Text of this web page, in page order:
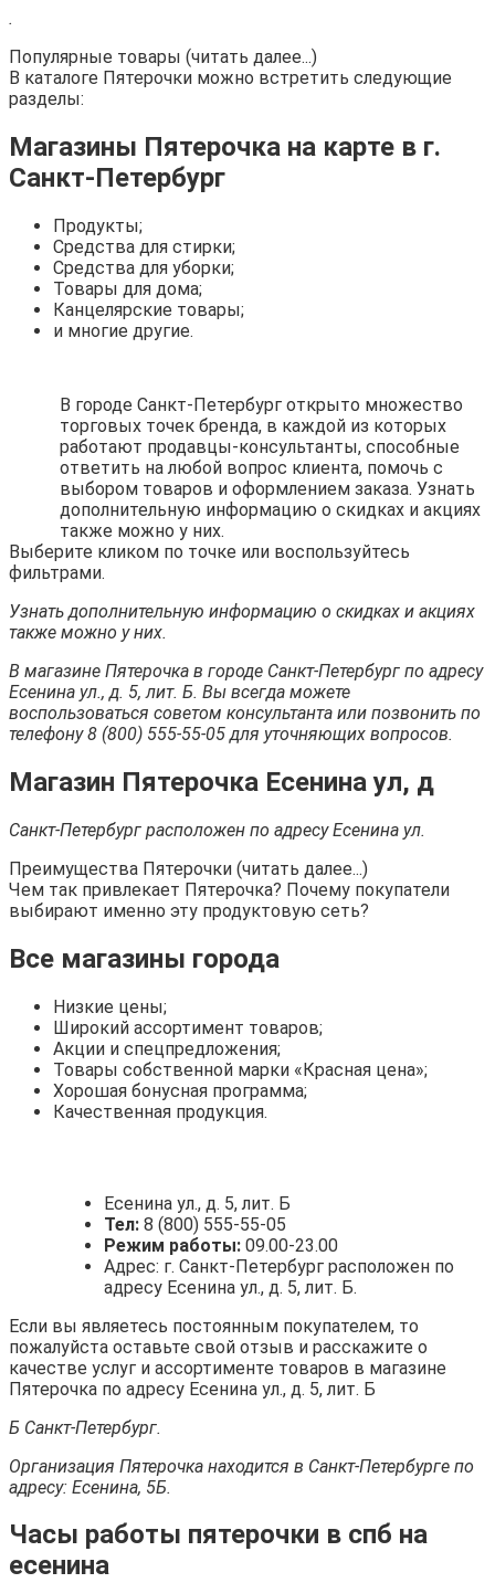
.
Популярные товары (читать далее...)
В каталоге Пятерочки можно встретить следующие
разделы:
Магазины Пятерочка на карте в г.
Санкт-Петербург
Продукты;
Средства для стирки;
Средства для уборки;
Товары для дома;
Канцелярские товары;
и многие другие.
В городе Санкт-Петербург открыто множество
торговых точек бренда, в каждой из которых
работают продавцы-консультанты, способные
ответить на любой вопрос клиента, помочь с
выбором товаров и оформлением заказа. Узнать
дополнительную информацию о скидках и акциях
также можно у них.
Выберите кликом по точке или воспользуйтесь
фильтрами.
Узнать дополнительную информацию о скидках и акциях
также можно у них.
В магазине Пятерочка в городе Санкт-Петербург по адресу
Есенина ул., д. 5, лит. Б. Вы всегда можете
воспользоваться советом консультанта или позвонить по
телефону 8 (800) 555-55-05 для уточняющих вопросов.
Магазин Пятерочка Есенина ул, д
Санкт-Петербург расположен по адресу Есенина ул.
Преимущества Пятерочки (читать далее...)
Чем так привлекает Пятерочка? Почему покупатели
выбирают именно эту продуктовую сеть?
Все магазины города
Низкие цены;
Широкий ассортимент товаров;
Акции и спецпредложения;
Товары собственной марки «Красная цена»;
Хорошая бонусная программа;
Качественная продукция.
Есенина ул., д. 5, лит. Б
Тел: 8 (800) 555-55-05
Режим работы: 09.00-23.00
Адрес: г. Санкт-Петербург расположен по
адресу Есенина ул., д. 5, лит. Б.
Если вы являетесь постоянным покупателем, то
пожалуйста оставьте свой отзыв и расскажите о
качестве услуг и ассортименте товаров в магазине
Пятерочка по адресу Есенина ул., д. 5, лит. Б
Б Санкт-Петербург.
Организация Пятерочка находится в Санкт-Петербурге по
адресу: Есенина, 5Б.
Часы работы пятерочки в спб на
есенина